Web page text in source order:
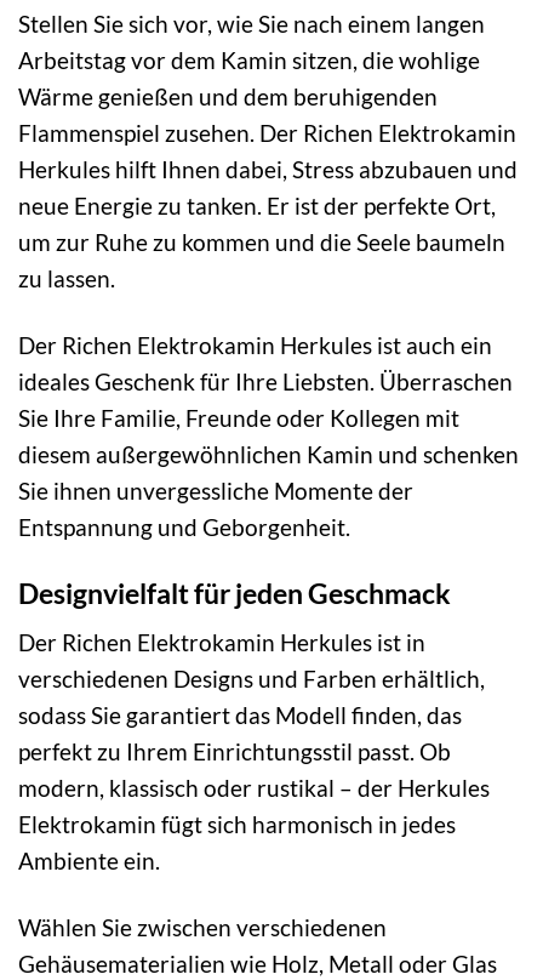
Stellen Sie sich vor, wie Sie nach einem langen
Arbeitstag vor dem Kamin sitzen, die wohlige
Wärme genießen und dem beruhigenden
Flammenspiel zusehen. Der Richen Elektrokamin
Herkules hilft Ihnen dabei, Stress abzubauen und
neue Energie zu tanken. Er ist der perfekte Ort,
um zur Ruhe zu kommen und die Seele baumeln
zu lassen.
Der Richen Elektrokamin Herkules ist auch ein
ideales Geschenk für Ihre Liebsten. Überraschen
Sie Ihre Familie, Freunde oder Kollegen mit
diesem außergewöhnlichen Kamin und schenken
Sie ihnen unvergessliche Momente der
Entspannung und Geborgenheit.
Designvielfalt für jeden Geschmack
Der Richen Elektrokamin Herkules ist in
verschiedenen Designs und Farben erhältlich,
sodass Sie garantiert das Modell finden, das
perfekt zu Ihrem Einrichtungsstil passt. Ob
modern, klassisch oder rustikal – der Herkules
Elektrokamin fügt sich harmonisch in jedes
Ambiente ein.
Wählen Sie zwischen verschiedenen
Gehäusematerialien wie Holz, Metall oder Glas